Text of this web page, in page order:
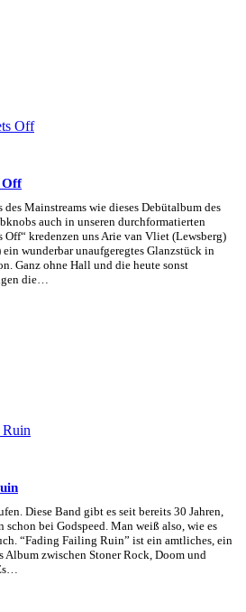
Off
des Mainstreams wie dieses Debütalbum des
auch in unseren durchformatierten
kredenzen uns Arie van Vliet (Lewsberg)
wunderbar unaufgeregtes Glanzstück in
Ganz ohne Hall und die heute sonst
die…
Diese Band gibt es seit bereits 30 Jahren,
bei Godspeed. Man weiß also, wie es
“Fading Failing Ruin” ist ein amtliches, ein
Album zwischen Stoner Rock, Doom und